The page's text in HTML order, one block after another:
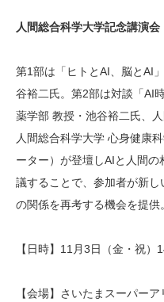
人間総合科学大学記念講演会
第1部は「ヒトとAI、脳とAI
谷裕二氏。第2部は対談「AI
薬学部 教授・池谷裕二氏、
人間総合科学大学 心身健康
ーター）が登壇しAIと人間
議することで、参加者が新し
の関係を再考する機会を提供。
【日時】11月3日（金・祝）
【会場】さいたまスーパー